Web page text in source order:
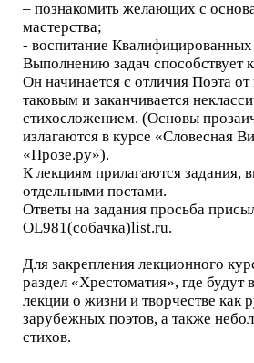
– познакомить желающих с
мастерства;
- воспитание Квалифицированных
Выполнению задач способствует
Он начинается с отличия Поэта
таковым и заканчивается
стихосложением. (Основы
излагаются в курсе «Словесная
«Прозе.ру»).
К лекциям прилагаются задания,
отдельными постами.
Ответы на задания просьба
OL981(собачка)list.ru.
Для закрепления лекционного
раздел «Хрестоматия», где будут
лекции о жизни и творчестве как
зарубежных поэтов, а также
стихов.